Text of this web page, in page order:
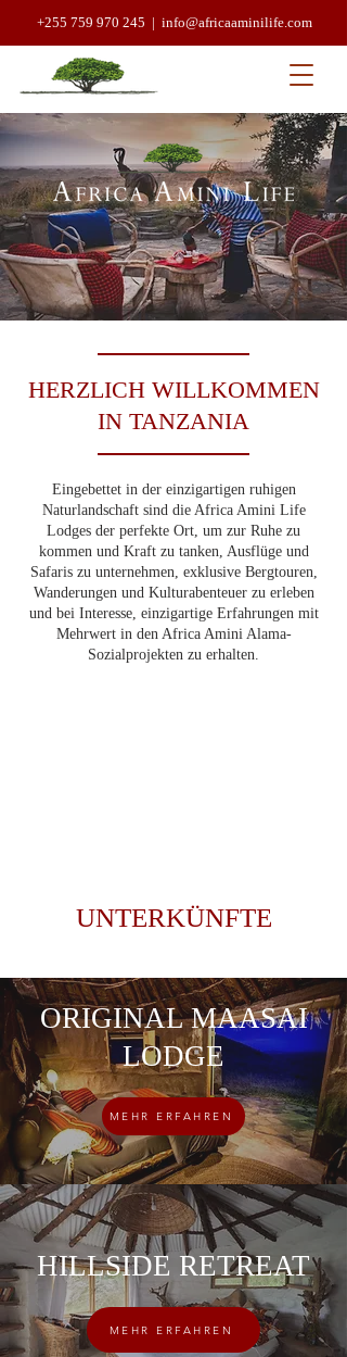
+255 759 970 245 | info@africaaminilife.com
HERZLICH WILLKOMMEN
IN TANZANIA
Eingebettet in der einzigartigen ruhigen
Naturlandschaft sind die Africa Amini Life
Lodges der perfekte Ort, um zur Ruhe zu
kommen und Kraft zu tanken, Ausflüge und
Safaris zu unternehmen, exklusive Bergtouren,
Wanderungen und Kulturabenteuer zu erleben
und bei Interesse, einzigartige Erfahrungen mit
Mehrwert in den Africa Amini Alama-
Sozialprojekten zu erhalten.
UNTERKÜNFTE
ORIGINAL MAASAI
LODGE
MEHR ERFAHREN
HILLSIDE RETREAT
MEHR ERFAHREN